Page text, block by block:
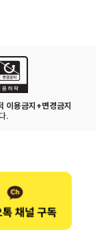
이용금지+변경금지
.